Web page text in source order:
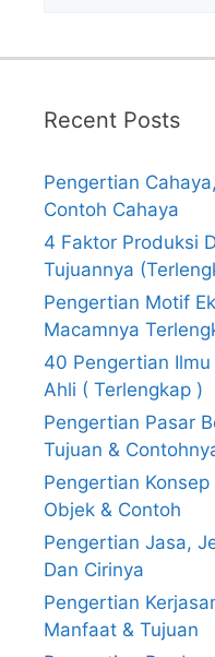
Recent Posts
Pengertian
Contoh Cahaya
4 Faktor Produksi
Tujuannya
Pengertian Motif
Macamnya
40 Pengertian
Ahli ( Terlengkap )
Pengertian Pasar
Tujuan &
Pengertian
Objek & Contoh
Pengertian Jasa,
Dan Cirinya
Pengertian
Manfaat & Tujuan